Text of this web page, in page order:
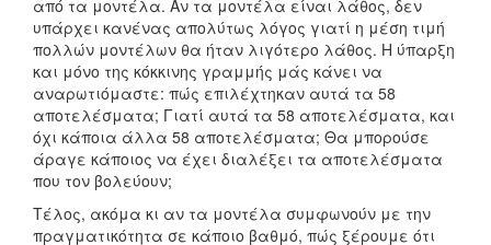
από τα μοντέλα. Αν τα μοντέλα είναι λάθος, δεν
υπάρχει κανένας απολύτως λόγος γιατί η μέση τιμή
πολλών μοντέλων θα ήταν λιγότερο λάθος. Η ύπαρξη
και μόνο της κόκκινης γραμμής μάς κάνει να
αναρωτιόμαστε: πώς επιλέχτηκαν αυτά τα 58
αποτελέσματα; Γιατί αυτά τα 58 αποτελέσματα, και
όχι κάποια άλλα 58 αποτελέσματα; Θα μπορούσε
άραγε κάποιος να έχει διαλέξει τα αποτελέσματα
που τον βολεύουν;
Τέλος, ακόμα κι αν τα μοντέλα συμφωνούν με την
πραγματικότητα σε κάποιο βαθμό, πώς ξέρουμε ότι